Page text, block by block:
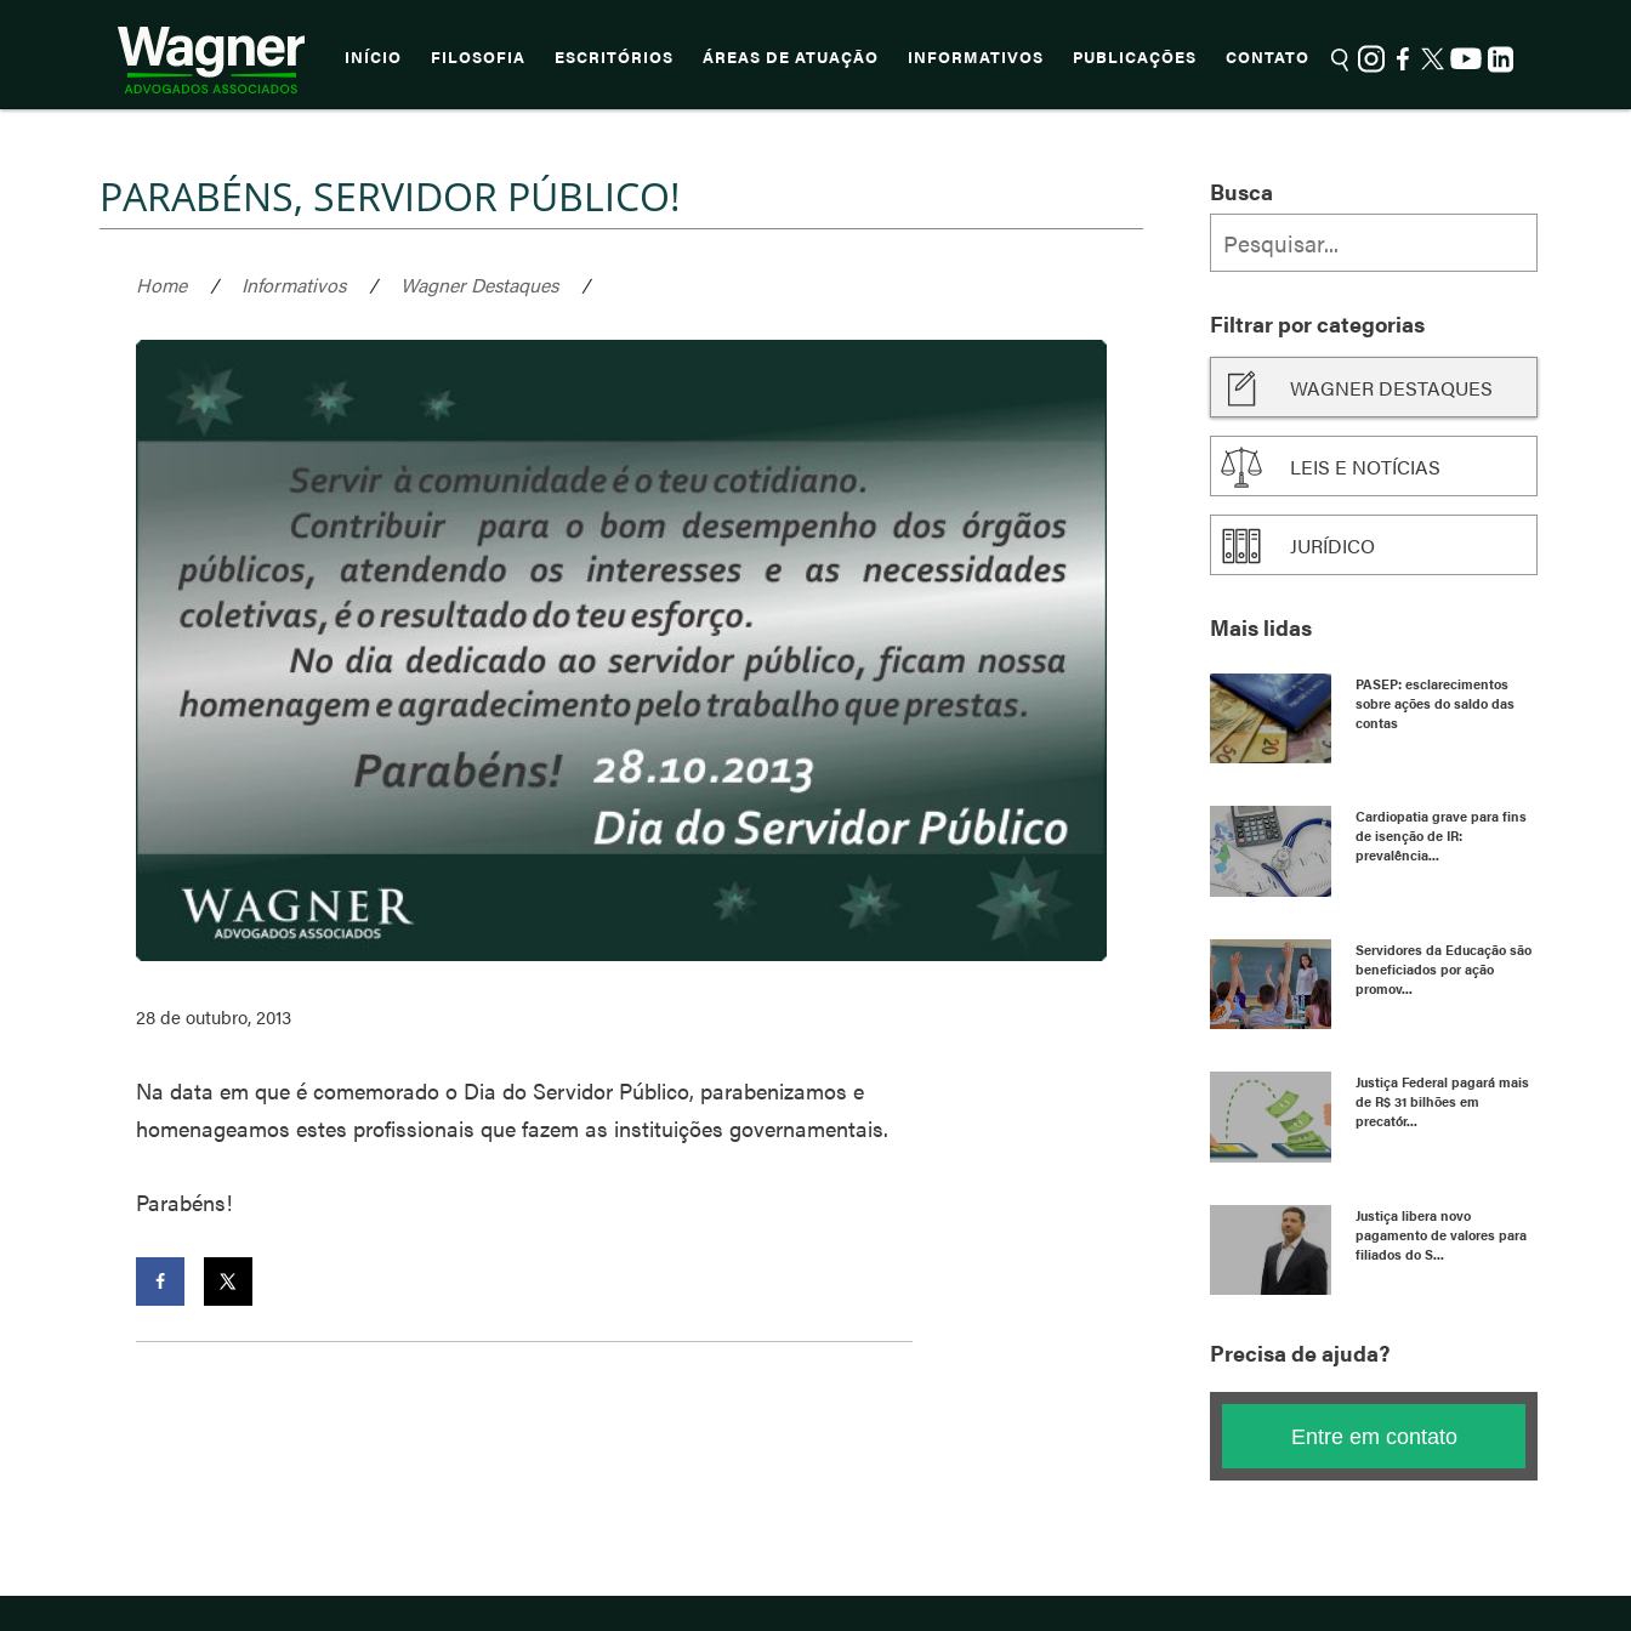
INÍCIO FILOSOFIA ESCRITÓRIOS ÁREAS DE ATUAÇÃO INFORMATIVOS PUBLICAÇÕES CONTATO
PARABÉNS, SERVIDOR PÚBLICO!
Home / Informativos / Wagner Destaques /
28 de outubro, 2013
Na data em que é comemorado o Dia do Servidor Público, parabenizamos e
homenageamos estes profissionais que fazem as instituições governamentais.
Parabéns!
Busca
Filtrar por categorias
WAGNER DESTAQUES
LEIS E NOTÍCIAS
JURÍDICO
Mais lidas
PASEP: esclarecimentos
sobre ações do saldo das
contas
Cardiopatia grave para fins
de isenção de IR:
prevalência...
Servidores da Educação são
beneficiados por ação
promov...
Justiça Federal pagará mais
de R$ 31 bilhões em
precatór...
Justiça libera novo
pagamento de valores para
filiados do S...
Precisa de ajuda?
Entre em contato